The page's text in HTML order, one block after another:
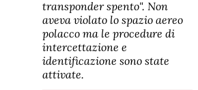
transponder spento". Non
aveva violato lo spazio aereo
polacco ma le procedure di
intercettazione e
identificazione sono state
attivate.